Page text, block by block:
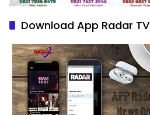
Download App Radar TV